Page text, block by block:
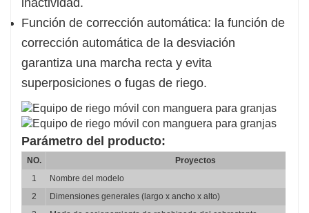
Función de corrección automática: la función de
corrección automática de la desviación
garantiza una marcha recta y evita
superposiciones o fugas de riego.
Parámetro del producto:
NO.
Proyectos
1
Nombre del modelo
2
Dimensiones generales (largo x ancho x alto)